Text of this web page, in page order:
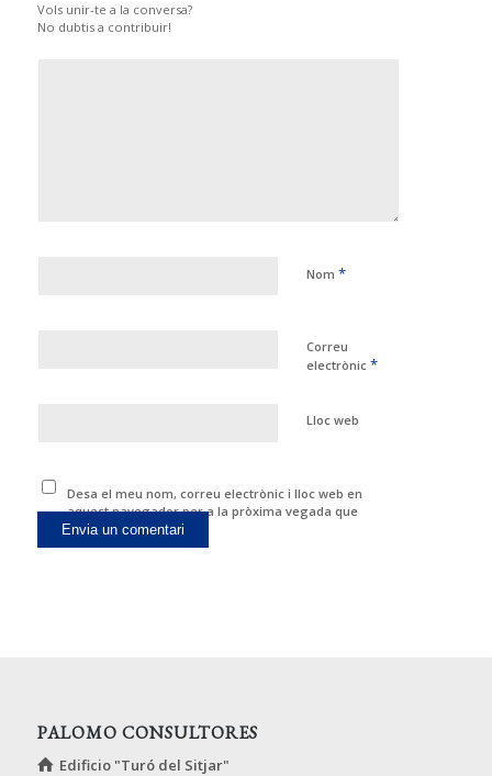
Vols unir-te a la conversa?
No dubtis a contribuir!
Nom *
Correu
electrònic *
Lloc web
Desa el meu nom, correu electrònic i lloc web en
aquest navegador per a la pròxima vegada que
comenti.
PALOMO CONSULTORES
Edificio "Turó del Sitjar"